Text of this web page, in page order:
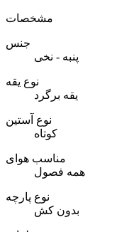
مشخصات
جنس
پنبه - نخی
نوع یقه
یقه برگرد
نوع آستین
کوتاه
مناسب هوای
همه فصول
نوع پارچه
بدون کش